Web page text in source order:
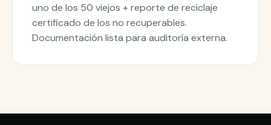
uno de los 50 viejos + reporte de reciclaje
certificado de los no recuperables.
Documentación lista para auditoría externa.